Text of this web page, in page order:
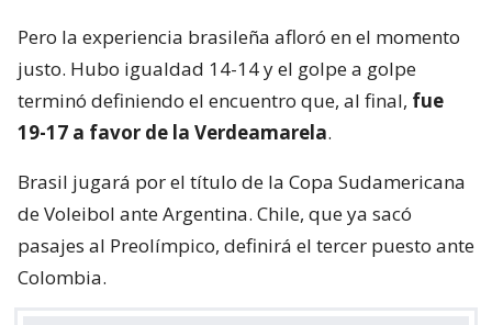
Pero la experiencia brasileña afloró en el momento
justo. Hubo igualdad 14-14 y el golpe a golpe
terminó definiendo el encuentro que, al final, fue
19-17 a favor de la Verdeamarela.
Brasil jugará por el título de la Copa Sudamericana
de Voleibol ante Argentina. Chile, que ya sacó
pasajes al Preolímpico, definirá el tercer puesto ante
Colombia.